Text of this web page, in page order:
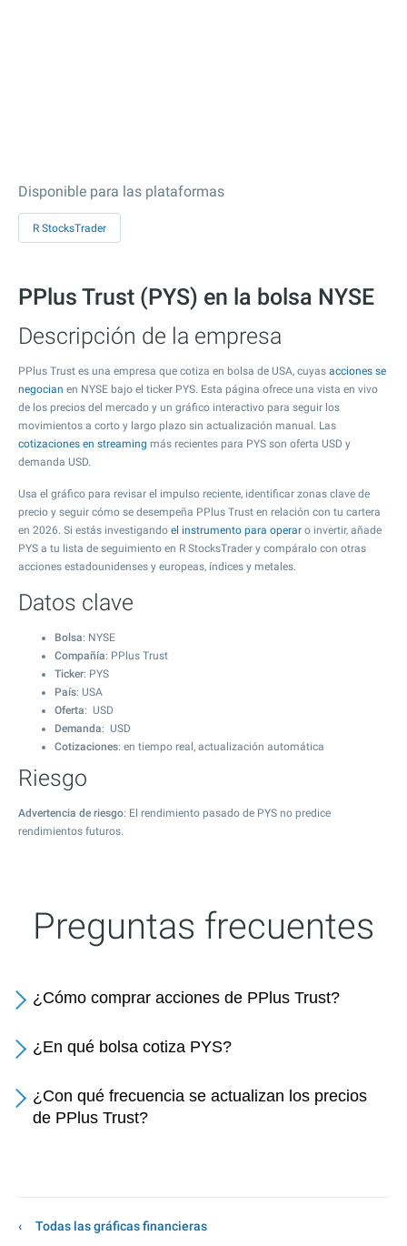
Disponible para las plataformas
R StocksTrader
PPlus Trust (PYS) en la bolsa NYSE
Descripción de la empresa
PPlus Trust es una empresa que cotiza en bolsa de USA, cuyas acciones se
negocian en NYSE bajo el ticker PYS. Esta página ofrece una vista en vivo
de los precios del mercado y un gráfico interactivo para seguir los
movimientos a corto y largo plazo sin actualización manual. Las
cotizaciones en streaming más recientes para PYS son oferta USD y
demanda USD.
Usa el gráfico para revisar el impulso reciente, identificar zonas clave de
precio y seguir cómo se desempeña PPlus Trust en relación con tu cartera
en 2026. Si estás investigando el instrumento para operar o invertir, añade
PYS a tu lista de seguimiento en R StocksTrader y compáralo con otras
acciones estadounidenses y europeas, índices y metales.
Datos clave
Bolsa: NYSE
Compañía: PPlus Trust
Ticker: PYS
País: USA
Oferta: USD
Demanda: USD
Cotizaciones: en tiempo real, actualización automática
Riesgo
Advertencia de riesgo: El rendimiento pasado de PYS no predice
rendimientos futuros.
Preguntas frecuentes
¿Cómo comprar acciones de PPlus Trust?
¿En qué bolsa cotiza PYS?
¿Con qué frecuencia se actualizan los precios
de PPlus Trust?
Todas las gráficas financieras